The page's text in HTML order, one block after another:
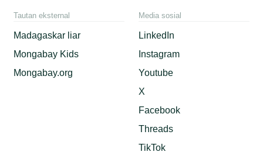
Tautan eksternal
Madagaskar liar
Mongabay Kids
Mongabay.org
Media sosial
LinkedIn
Instagram
Youtube
X
Facebook
Threads
TikTok